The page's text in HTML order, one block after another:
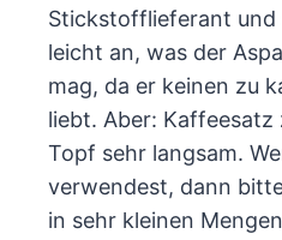
Stickstofflieferant und
leicht an, was der
mag, da er keinen zu
liebt. Aber:
Topf sehr langsam.
verwendest, dann
in sehr kleinen